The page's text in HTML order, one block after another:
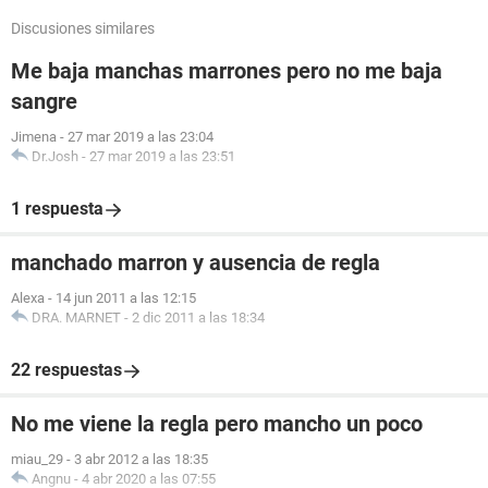
Discusiones similares
Me baja manchas marrones pero no me baja
sangre
Jimena - 27 mar 2019 a las 23:04
Dr.Josh - 27 mar 2019 a las 23:51
1 respuesta
manchado marron y ausencia de regla
Alexa - 14 jun 2011 a las 12:15
DRA. MARNET - 2 dic 2011 a las 18:34
22 respuestas
No me viene la regla pero mancho un poco
miau_29 - 3 abr 2012 a las 18:35
Angnu - 4 abr 2020 a las 07:55